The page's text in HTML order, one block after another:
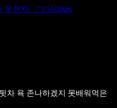
운전자. ↗3/15/2026
차 욕 존나하겠지 못배워먹은